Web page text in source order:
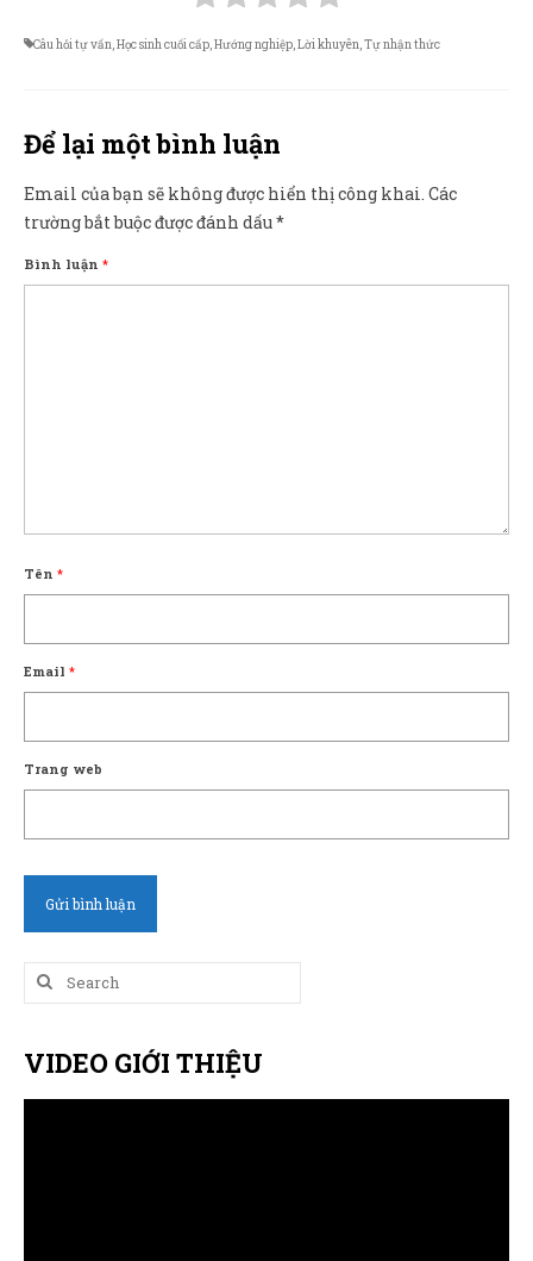
Câu hỏi tự vấn,Học sinh cuối cấp,Hướng nghiệp,Lời khuyên,Tự nhận thức
Để lại một bình luận
Email của bạn sẽ không được hiển thị công khai. Các
trường bắt buộc được đánh dấu*
Bình luận *
Tên *
Email *
Trang web
Search
for:
VIDEO GIỚI THIỆU